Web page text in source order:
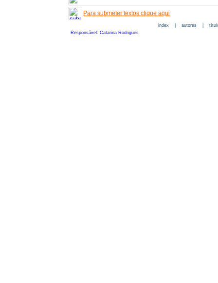
Para submeter textos clique aqui
index| autores|